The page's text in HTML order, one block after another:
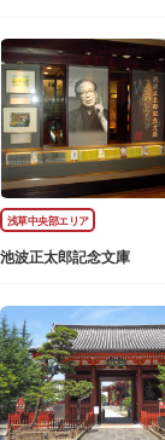
浅草中央部エリア
池波正太郎記念文庫